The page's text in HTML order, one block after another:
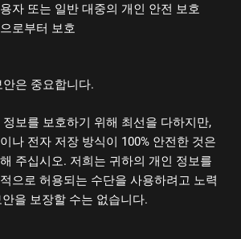
자 또는 일반 대중의 개인 안전 보호
로부터 보호
은 중요합니다.
보를 보호하기 위해 최선을 다하지만,
나 전자 저장 방식이 100% 안전한 것은
주십시오. 저희는 귀하의 개인 정보를
으로 허용되는 수단을 사용하려고 노력
을 보장할 수는 없습니다.